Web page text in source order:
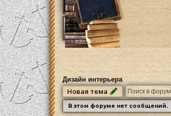
MonParis2025 ФОРУМ
Дизайн интерьера
Новая тема
В этом форуме нет сообщений.